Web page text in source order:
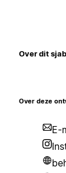
Over dit
Over deze
E-